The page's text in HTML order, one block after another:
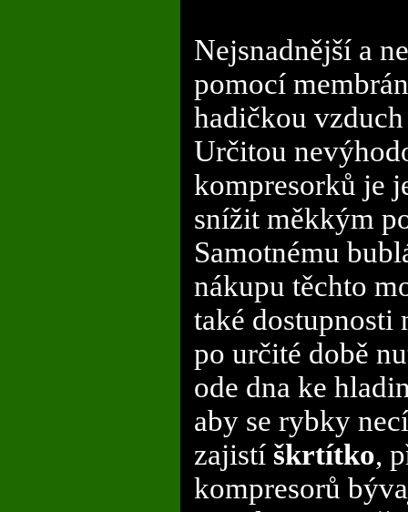
Nejsnadnější a
pomocí
hadičkou
Určitou
kompresorků je
snížit měkkým
Samotnému
nákupu těchto
také dostupnosti
po určité době
ode dna ke
aby se rybky
zajistí škrtítko,
kompresorů